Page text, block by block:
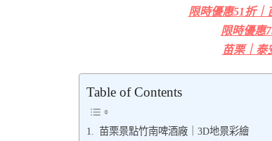
限時優惠51折｜
限時優惠
苗栗｜泰
Table of Contents
苗栗景點竹南啤酒廠｜3D地景彩繪